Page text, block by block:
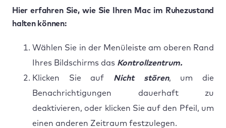
Hier erfahren Sie, wie Sie Ihren Mac im Ruhezustand
halten können:
Wählen Sie in der Menüleiste am oberen Rand
Ihres Bildschirms das Kontrollzentrum.
Klicken Sie auf Nicht stören, um die
Benachrichtigungen dauerhaft zu
deaktivieren, oder klicken Sie auf den Pfeil, um
einen anderen Zeitraum festzulegen.